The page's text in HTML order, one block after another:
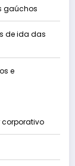
gaúchos
de ida das
e
corporativo